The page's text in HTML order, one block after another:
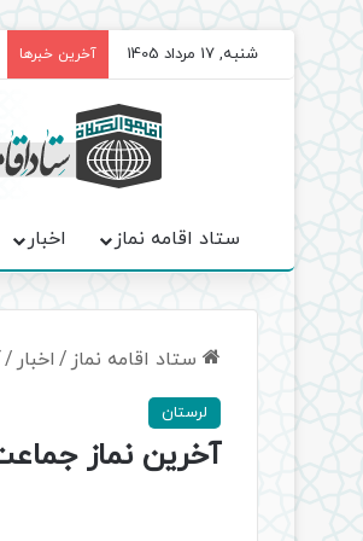
شنبه, 17 مرداد 1405 آخرین خبرها
ستاد اقامه نماز اخبار
ستاد اقامه نماز / اخبار /
لرستان
آخرین نماز